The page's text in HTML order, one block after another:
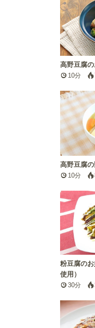
高野豆腐
10分
高野豆腐
10分
粉豆腐の
使用）
30分